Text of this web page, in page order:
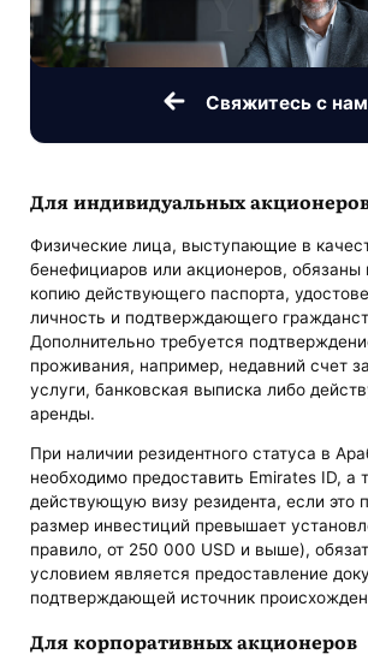
Свяжитесь с
Для индивидуальных
Физические лица, выступающие в
бенефициаров или акционеров, обязаны
копию действующего паспорта,
личность и подтверждающего
Дополнительно требуется
проживания, например, недавний счет
услуги, банковская выписка либо
аренды.
При наличии резидентного статуса в
необходимо предоставить Emirates ID, а
действующую визу резидента, если это
размер инвестиций превышает
правило, от 250 000 USD и выше),
условием является предоставление
подтверждающей источник
Для корпоративных акционеров